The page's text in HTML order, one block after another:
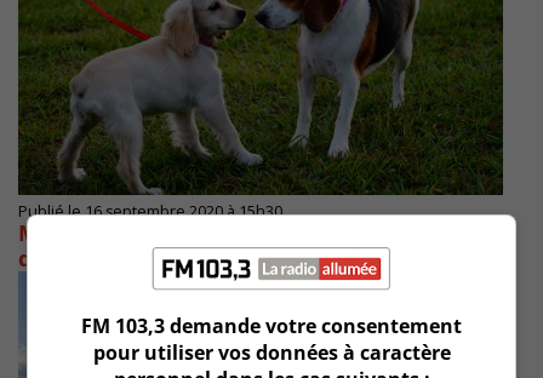
Publié le 16 septembre 2020 à 15h30
Mécontent du projet de parc à chien, un élu
de La Prairie devient indépendant
FM 103,3 demande votre consentement
pour utiliser vos données à caractère